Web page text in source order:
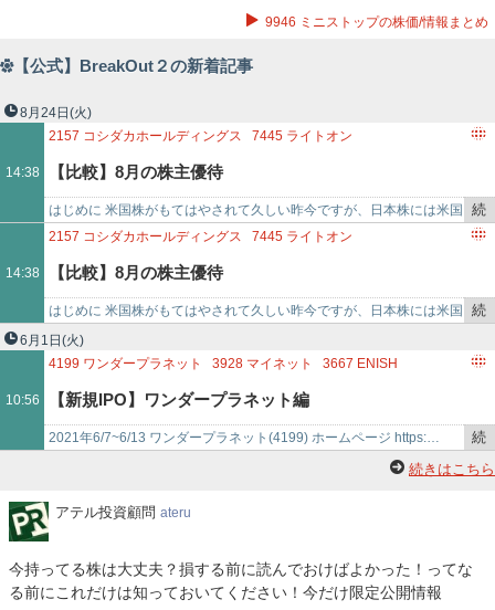
9946 ミニストップの株価/情報まとめ
【公式】BreakOut２の新着記事
8月24日 (火)
14:38
2157 コシダカホールディングス 7445 ライトオン
9861 吉野家ホールディングス
3543
コメダホールディングス
8200リンガーハット 9942ジョイフル 9946ミニストップ
7603 マックハウス 7829 サマンサタバサジャパンリミテッド
【比較】8月の株主優待
はじめに 米国株がもてはやされて久しい昨今ですが、日本株には米国
株にない大きな魅力があります。そう、株主優待です。 いつも画面上
続
き
事
14:38
2157 コシダカホールディングス 7445 ライトオン
9861 吉野家ホールディングス
3543
コメダホールディングス
8200リンガーハット 9942ジョイフル 9946ミニストップ
7603マックハウス
【比較】8月の株主優待
はじめに 米国株がもてはやされて久しい昨今ですが、日本株には米国
株にない大きな魅力があります。そう、株主優待です。 いつも画面上
の数…
続
を
で
6月1日 (火)
10:56
4199 ワンダープラネット 3928 マイネット 3667 ENISH
3672 オルトプラス
【新規IPO】ワンダープラネット編
2021年6/7~6/13 ワンダープラネット(4199) ホームページ https:…
続
き
続きはこちら
ア
投
資
アテル投資顧問 ateru
今持ってる株は大丈夫？損する前に読んでおけばよかった！ってな
る前にこれだけは知っておいてください！今だけ限定公開情報